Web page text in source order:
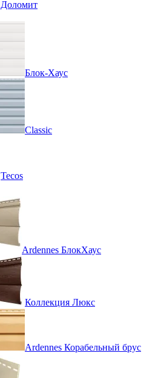
Доломит
Блок-Хаус
Classic
Tecos
Ardennes БлокХаус
Коллекция Люкс
Ardennes Корабельный брус